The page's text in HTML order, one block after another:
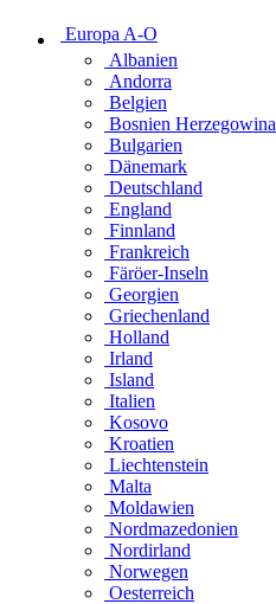
Europa A-O
Albanien
Andorra
Belgien
Bosnien Herzegowina
Bulgarien
Dänemark
Deutschland
England
Finnland
Frankreich
Färöer-Inseln
Georgien
Griechenland
Holland
Irland
Island
Italien
Kosovo
Kroatien
Liechtenstein
Malta
Moldawien
Nordmazedonien
Nordirland
Norwegen
Oesterreich